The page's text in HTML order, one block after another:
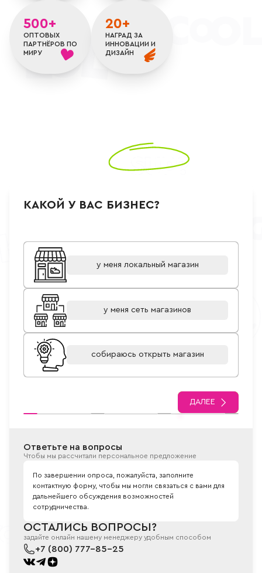
500+
ОПТОВЫХ
ПАРТНЁРОВ ПО
МИРУ
20+
НАГРАД ЗА
ИННОВАЦИИ И
ДИЗАЙН
УЗНАЙТЕ, КАК ВЫГОДНО РАБОТАТЬ
УЗНАЙТЕ, КАК ВЫГОДНО
INDIGO KIDS
КАКОЙ У ВАС БИЗНЕС?
у меня локальный магазин
у меня сеть магазинов
собираюсь открыть магазин
ДАЛЕЕ
Ответьте на вопросы
Чтобы мы рассчитали персональное предложение
По завершении опроса, пожалуйста, заполните
контактную форму, чтобы мы могли связаться с вами для
дальнейшего обсуждения возможностей
сотрудничества.
ОСТАЛИСЬ ВОПРОСЫ?
задайте онлайн нашему менеджеру удобным способом
+7 (800) 777-85-25